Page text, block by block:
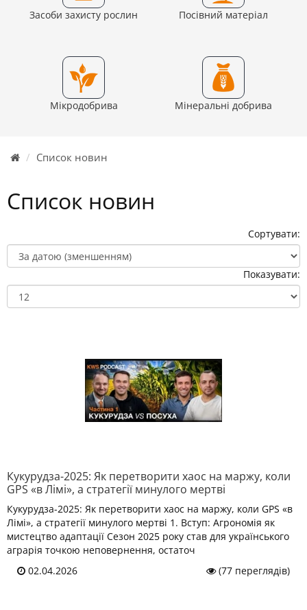
Засоби захисту рослин Посівний матеріал
Мікродобрива Мінеральні добрива
Список новин
Список новин
Сортувати:
Показувати:
Кукурудза-2025: Як перетворити хаос на маржу, коли
GPS «в Лімі», а стратегії минулого мертві
Кукурудза-2025: Як перетворити хаос на маржу, коли GPS «в
Лімі», а стратегії минулого мертві 1. Вступ: Агрономія як
мистецтво адаптації Сезон 2025 року став для українського
аграрія точкою неповернення, остаточ
02.04.2026
(77 переглядів)